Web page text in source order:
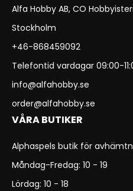
Alfa Hobby AB, CO
Stockholm
+46-868459092
Telefontid vardagar 09:00-
info@alfahobby.se
order@alfahobby.se
VÅRA BUTIKER
Alphaspels butik för
Måndag-Fredag: 10 - 19
Lördag: 10 - 18